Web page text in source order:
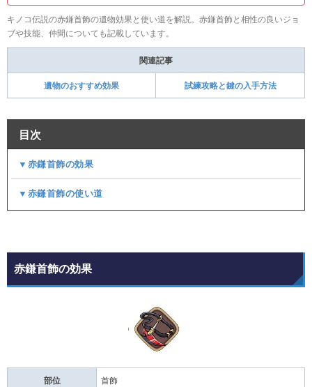
キノコ伝説の赤鎌首飾の遺物効果と使い道を解説。赤鎌首飾と相性の良いジョ
ブや技能、仲間についても記載しています。
関連記事
遺物のおすすめ効果 試練攻略と鍵の入手方法
目次
▼赤鎌首飾の効果
▼赤鎌首飾の使い道
赤鎌首飾の効果
部位 首飾